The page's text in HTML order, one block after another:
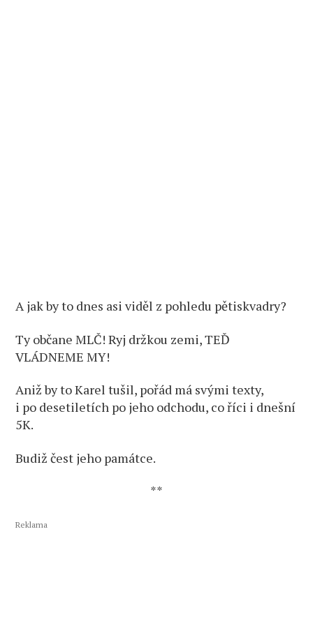
A jak by to dnes asi viděl z pohledu pětiskvadry?
Ty občane MLČ! Ryj držkou zemi, TEĎ
VLÁDNEME MY!
Aniž by to Karel tušil, pořád má svými texty,
i po desetiletích po jeho odchodu, co říci i dnešní
5K.
Budiž čest jeho památce.
**
Reklama